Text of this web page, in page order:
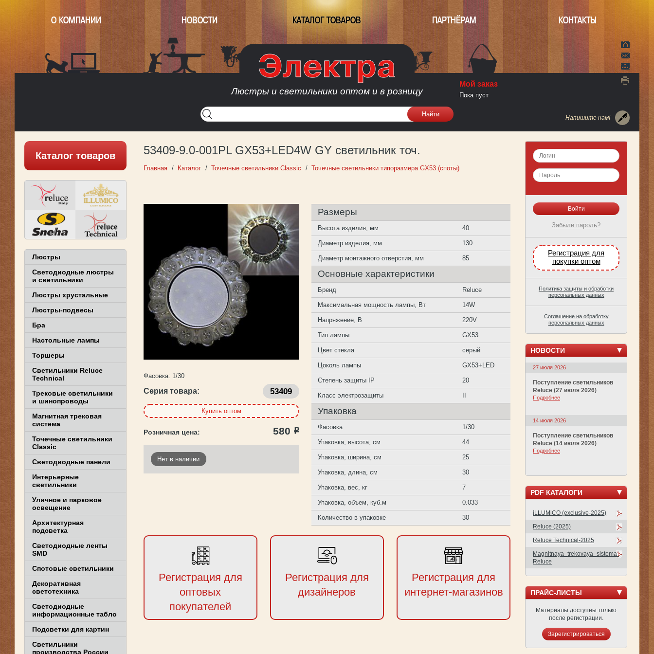
О КОМПАНИИ НОВОСТИ КАТАЛОГ ТОВАРОВ ПАРТНЁРАМ КОНТАКТЫ
Люстры и светильники оптом и в розницу
Написать нам
Карта
Напишите нам!
Мой заказ
Пока пуст
53409-9.0-001PL GX53+LED4W GY светильник точ.
Главная Каталог Точечные светильники Classic Точечные светильники типоразмера GX53 (споты)
Фасовка: 1/30
Серия товара: 53409
Купить оптом
580 Р
Нет в наличии
Размеры
Высота изделия, мм 40
Диаметр изделия, мм 130
Диаметр монтажного отверстия, мм 85
Основные характеристики
Бренд Reluce
Максимальная мощность лампы, Вт 14W
Напряжение, В 220V
Тип лампы GX53
Цвет стекла серый
Цоколь лампы GX53+LED
Степень защиты IP 20
Класс электрозащиты
Упаковка
Фасовка 1/30
Упаковка, высота, см 44
Упаковка, ширина, см 25
Упаковка, длина, см 30
Упаковка, вес, кг 7
Упаковка, объем, куб.м 0.033
Количество в упаковке 30
Регистрация для
оптовых
покупателей
Регистрация для
дизайнеров
Регистрация для
интернет-магазинов
Каталог товаров
Люстры
Светодиодные люстры
и светильники
Люстры хрустальные
Люстры-подвесы
Бра
Настольные лампы
Торшеры
Светильники Reluce
Technical
Трековые светильники
и шинопроводы
Магнитная трековая
система
Точечные светильники
Classic
Светодиодные панели
Интерьерные
светильники
Уличное и парковое
освещение
Архитектурная
подсветка
Светодиодные ленты
SMD
Спотовые светильники
Декоративная
светотехника
Светодиодные
информационные табло
Подсветки для картин
Светильники
производства России
Забыли пароль?
Регистрация для
покупки оптом
Политика защиты и обработки
персональных данных
Соглашение на обработку
персональных данных
НОВОСТИ
27 июля 2026
Поступление светильников
Reluce (27 июля 2026)
Подробнее
14 июля 2026
Поступление светильников
Reluce (14 июля 2026)
Подробнее
PDF КАТАЛОГИ
iLLUMiCO (exclusive-2025)
Reluce (2025)
Reluce Technical-2025
Magnitnaya_trekovaya_sistema-
Reluce
ПРАЙС-ЛИСТЫ
Материалы доступны только
после регистрации.
Зарегистрироваться